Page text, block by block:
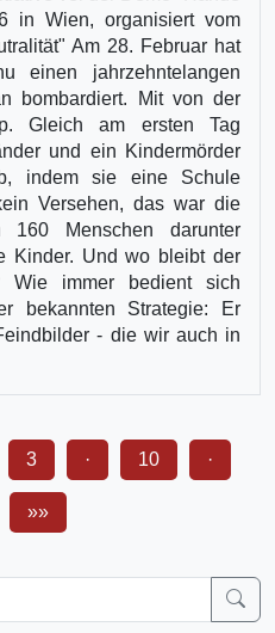
in Wien, organisiert vom
Am 28. Februar hat
einen jahrzehntelangen
bombardiert. Mit von der
Gleich am ersten Tag
und ein Kindermörder
indem sie eine Schule
Versehen, das war die
160 Menschen darunter
Kinder. Und wo bleibt der
Wie immer bedient sich
bekannten Strategie: Er
- die wir auch in
3 · 10 ·
»»